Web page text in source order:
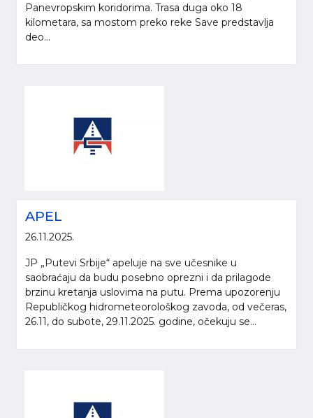
Panevropskim koridorima. Trasa duga oko 18
kilometara, sa mostom preko reke Save predstavlja
deo...
APEL
26.11.2025.
JP „Putevi Srbije“ apeluje na sve učesnike u
saobraćaju da budu posebno oprezni i da prilagode
brzinu kretanja uslovima na putu. Prema upozorenju
Republičkog hidrometeorološkog zavoda, od večeras,
26.11, do subote, 29.11.2025. godine, očekuju se...